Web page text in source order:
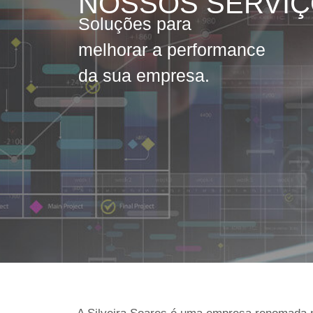
Soluções para
melhorar a performance
da sua empresa.